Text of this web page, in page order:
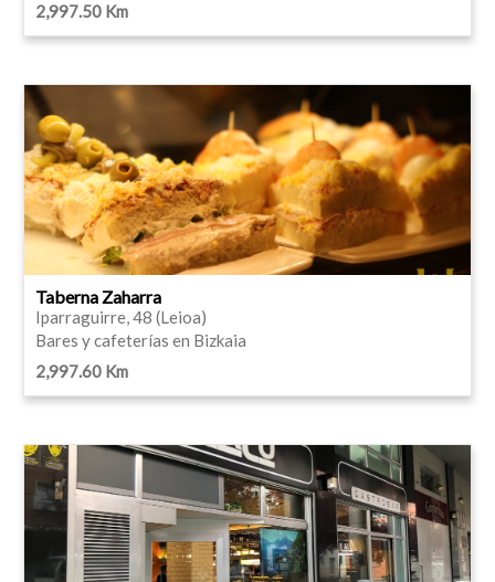
2,997.50 Km
Taberna Zaharra
Iparraguirre, 48 (Leioa)
Bares y cafeterías en Bizkaia
2,997.60 Km